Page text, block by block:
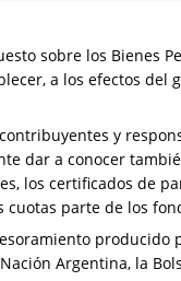
sobre los Bienes
a los efectos
y
dar a conocer
los certificados de
parte de los
Argentina, la